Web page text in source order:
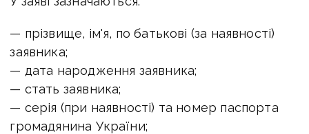
— прізвище, ім'я, по батькові (за наявності)
заявника;
— дата народження заявника;
— стать заявника;
— серія (при наявності) та номер паспорта
громадянина України;